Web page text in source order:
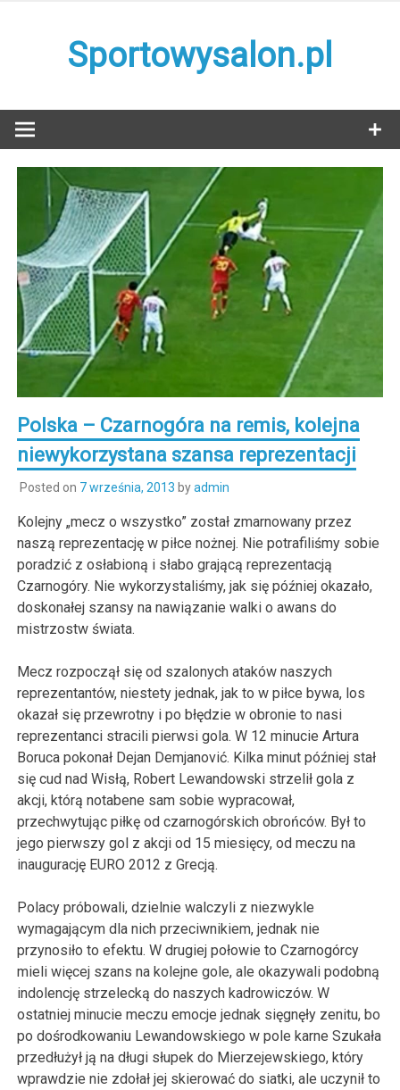
Sportowysalon.pl
Polska – Czarnogóra na remis, kolejna
niewykorzystana szansa reprezentacji
Posted on 7 września, 2013 byadmin
Kolejny „mecz o wszystko” został zmarnowany przez
naszą reprezentację w piłce nożnej. Nie potrafiliśmy sobie
poradzić z osłabioną i słabo grającą reprezentacją
Czarnogóry. Nie wykorzystaliśmy, jak się później okazało,
doskonałej szansy na nawiązanie walki o awans do
mistrzostw świata.
Mecz rozpoczął się od szalonych ataków naszych
reprezentantów, niestety jednak, jak to w piłce bywa, los
okazał się przewrotny i po błędzie w obronie to nasi
reprezentanci stracili pierwsi gola. W 12 minucie Artura
Boruca pokonał Dejan Demjanović. Kilka minut później stał
się cud nad Wisłą, Robert Lewandowski strzelił gola z
akcji, którą notabene sam sobie wypracował,
przechwytując piłkę od czarnogórskich obrońców. Był to
jego pierwszy gol z akcji od 15 miesięcy, od meczu na
inaugurację EURO 2012 z Grecją.
Polacy próbowali, dzielnie walczyli z niezwykle
wymagającym dla nich przeciwnikiem, jednak nie
przynosiło to efektu. W drugiej połowie to Czarnogórcy
mieli więcej szans na kolejne gole, ale okazywali podobną
indolencję strzelecką do naszych kadrowiczów. W
ostatniej minucie meczu emocje jednak sięgnęły zenitu, bo
po dośrodkowaniu Lewandowskiego w pole karne Szukała
przedłużył ją na długi słupek do Mierzejewskiego, który
wprawdzie nie zdołał jej skierować do siatki, ale uczynił to